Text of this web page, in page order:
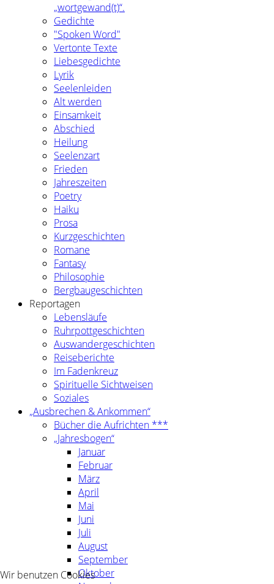
„wortgewand(t)“.
Gedichte
"Spoken Word"
Vertonte Texte
Liebesgedichte
Lyrik
Seelenleiden
Alt werden
Einsamkeit
Abschied
Heilung
Seelenzart
Frieden
Jahreszeiten
Poetry
Haiku
Prosa
Kurzgeschichten
Romane
Fantasy
Philosophie
Bergbaugeschichten
Reportagen
Lebensläufe
Ruhrpottgeschichten
Auswandergeschichten
Reiseberichte
Im Fadenkreuz
Spirituelle Sichtweisen
Soziales
„Ausbrechen & Ankommen“
Bücher die Aufrichten ***
„Jahresbogen“
Januar
Februar
März
April
Mai
Juni
Juli
August
September
Oktober
Wir benutzen Cookies